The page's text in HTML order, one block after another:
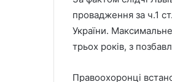
провадження за ч.1
України.
трьох років, з
Правоохоронці